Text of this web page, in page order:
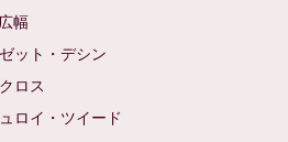
幅
ット・デシン
ロス
ロイ・ツイード